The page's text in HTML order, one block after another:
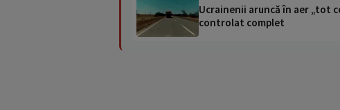
Ucrainenii aruncă în aer „tot
controlat complet